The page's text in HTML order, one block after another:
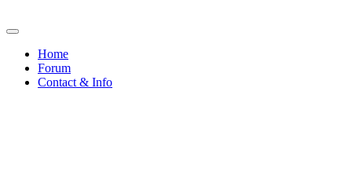
Home
Forum
Contact & Info